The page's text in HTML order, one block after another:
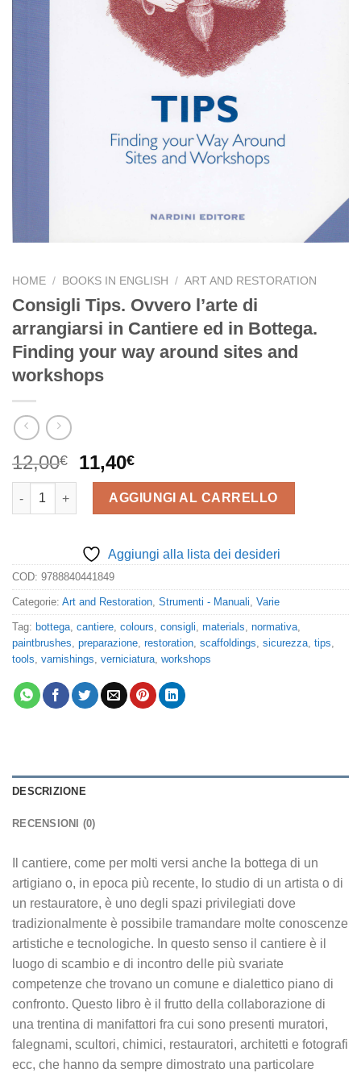
HOME / BOOKS IN ENGLISH / ART AND RESTORATION
Consigli Tips. Ovvero l’arte di
arrangiarsi in Cantiere ed in Bottega.
Finding your way around sites and
workshops
12,00€
Il
prezzo
originale
era:
11,40€Il
prezzo
attuale
è:
Consigli Tips. Ovvero l'arte di arrangiarsi in Cantiere ed in
AGGIUNGI AL CARRELLO
Aggiungi alla lista dei desideri
COD: 9788840441849
Categorie: Art and Restoration, Strumenti - Manuali, Varie
Tag: bottega, cantiere, colours, consigli, materials, normativa,
paintbrushes, preparazione, restoration, scaffoldings, sicurezza, tips,
tools, varnishings, verniciatura, workshops
DESCRIZIONE
RECENSIONI (0)
Il cantiere, come per molti versi anche la bottega di un
artigiano o, in epoca più recente, lo studio di un artista o di
un restauratore, è uno degli spazi privilegiati dove
tradizionalmente è possibile tramandare molte conoscenze
artistiche e tecnologiche. In questo senso il cantiere è il
luogo di scambio e di incontro delle più svariate
competenze che trovano un comune e dialettico piano di
confronto. Questo libro è il frutto della collaborazione di
una trentina di manifattori fra cui sono presenti muratori,
falegnami, scultori, chimici, restauratori, architetti e fotografi
ecc, che hanno da sempre dimostrato una particolare